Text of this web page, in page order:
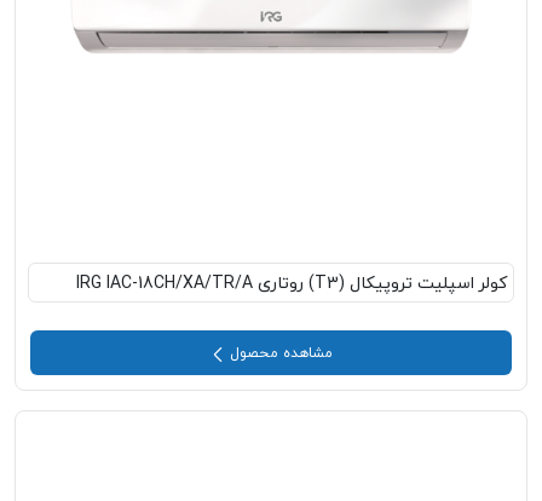
کولر اسپلیت تروپیکال (T3) روتاری IRG IAC-18CH/XA/TR/A
مشاهده محصول